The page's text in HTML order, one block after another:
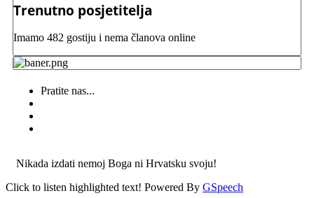
Trenutno posjetitelja
Imamo 482 gostiju i nema članova online
Pratite nas...
Nikada izdati nemoj Boga ni Hrvatsku svoju!
Click to listen highlighted text! Powered By GSpeech